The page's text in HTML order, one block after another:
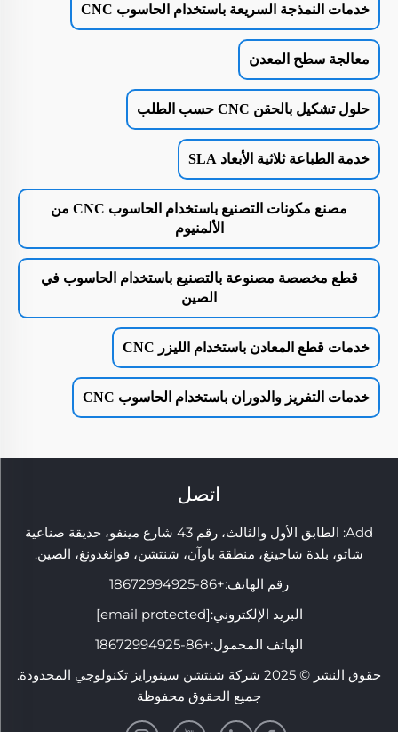
خدمات النمذجة السريعة باستخدام الحاسوب CNC
معالجة سطح المعدن
حلول تشكيل بالحقن CNC حسب الطلب
خدمة الطباعة ثلاثية الأبعاد SLA
مصنع مكونات التصنيع باستخدام الحاسوب CNC من
الألمنيوم
قطع مخصصة مصنوعة بالتصنيع باستخدام الحاسوب في
الصين
خدمات قطع المعادن باستخدام الليزر CNC
خدمات التفريز والدوران باستخدام الحاسوب CNC
اتصل
Add: الطابق الأول والثالث، رقم 43 شارع مينفو، حديقة صناعية
شاتو، بلدة شاجينغ، منطقة باوآن، شنتشن، قوانغدونغ، الصين.
رقم الهاتف:+86-18672994925
البريد الإلكتروني:[email protected]
الهاتف المحمول:+86-18672994925
حقوق النشر © 2025 شركة شنتشن سينورايز تكنولوجي المحدودة.
جميع الحقوق محفوظة